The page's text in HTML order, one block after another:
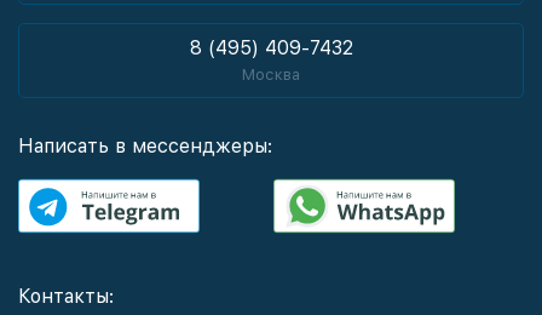
8 (495) 409-7432
Москва
Написать в мессенджеры:
Контакты: